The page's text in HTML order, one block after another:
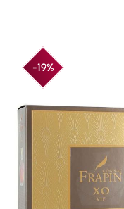
-19%